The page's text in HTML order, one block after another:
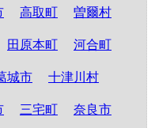
高取町 曽爾村
田原本町 河合町
城市 十津川村
三宅町 奈良市